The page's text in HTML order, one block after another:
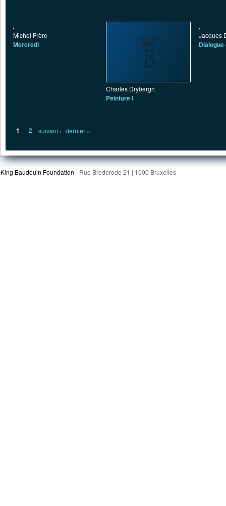
Michel Frère
Mercredi
Charles Drybergh
Peinture I
Jacques
Dialogue
Pages
1 2 suivant › dernier »
King Baudouin Foundation Rue Brederode 21 | 1000 Bruxelles